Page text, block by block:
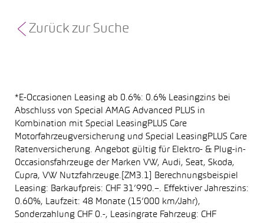
Zurück zur Suche
*E-Occasionen Leasing ab 0.6%: 0.6% Leasingzins bei
Abschluss von Special AMAG Advanced PLUS in
Kombination mit Special LeasingPLUS Care
Motorfahrzeugversicherung und Special LeasingPLUS Care
Ratenversicherung. Angebot gültig für Elektro- & Plug-in-
Occasionsfahrzeuge der Marken VW, Audi, Seat, Skoda,
Cupra, VW Nutzfahrzeuge.[ZM3.1] Berechnungsbeispiel
Leasing: Barkaufpreis: CHF 31’990.–. Effektiver Jahreszins:
0.60%, Laufzeit: 48 Monate (15’000 km/Jahr),
Sonderzahlung CHF 0.-, Leasingrate Fahrzeug: CHF